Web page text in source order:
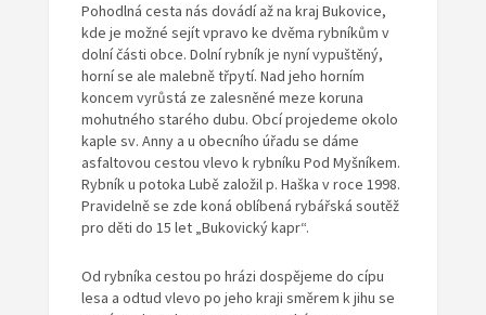
Pohodlná cesta nás dovádí až na kraj Bukovice,
kde je možné sejít vpravo ke dvěma rybníkům v
dolní části obce. Dolní rybník je nyní vypuštěný,
horní se ale malebně třpytí. Nad jeho horním
koncem vyrůstá ze zalesněné meze koruna
mohutného starého dubu. Obcí projedeme okolo
kaple sv. Anny a u obecního úřadu se dáme
asfaltovou cestou vlevo k rybníku Pod Myšníkem.
Rybník u potoka Lubě založil p. Haška v roce 1998.
Pravidelně se zde koná oblíbená rybářská soutěž
pro děti do 15 let „Bukovický kapr“.
Od rybníka cestou po hrázi dospějeme do cípu
lesa a odtud vlevo po jeho kraji směrem k jihu se